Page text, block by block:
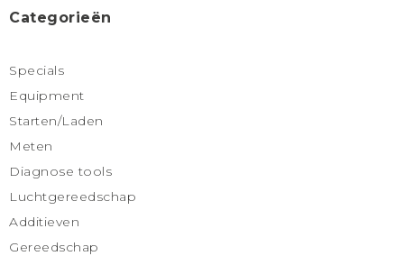
Categorieën
Specials
Equipment
Starten/Laden
Meten
Diagnose tools
Luchtgereedschap
Additieven
Gereedschap